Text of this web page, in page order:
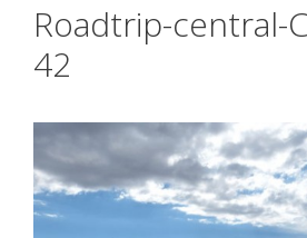
Roadtrip-central-
42